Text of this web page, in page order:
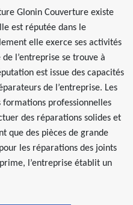
Glonin Couverture existe
est réputée dans le
elle exerce ses activités
l’entreprise se trouve à
est issue des capacités
de l’entreprise. Les
formations professionnelles
des réparations solides et
que des pièces de grande
les réparations des joints
l’entreprise établit un